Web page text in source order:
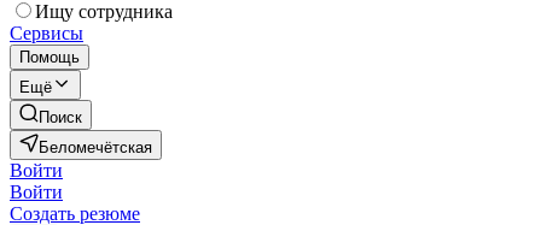
Ищу сотрудника
Сервисы
Помощь
Ещё
Поиск
Беломечётская
Войти
Войти
Создать резюме